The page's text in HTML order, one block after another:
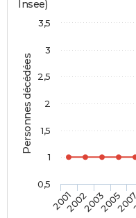
Personnes décédées
Insee)
2001200220032005
0,5
1
1,5
2
2,5
3
3,5